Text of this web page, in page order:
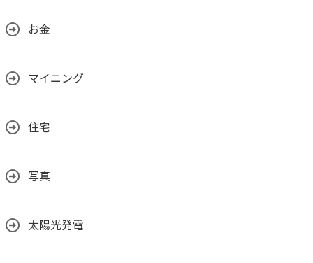
お金
マイニング
住宅
写真
太陽光発電